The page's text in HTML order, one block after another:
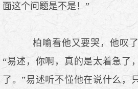
面这个问题是不是！”
柏喻看他又要哭，他叹了
“易述，你啊，真的是太着急了
了。”易述听不懂他在说什么，